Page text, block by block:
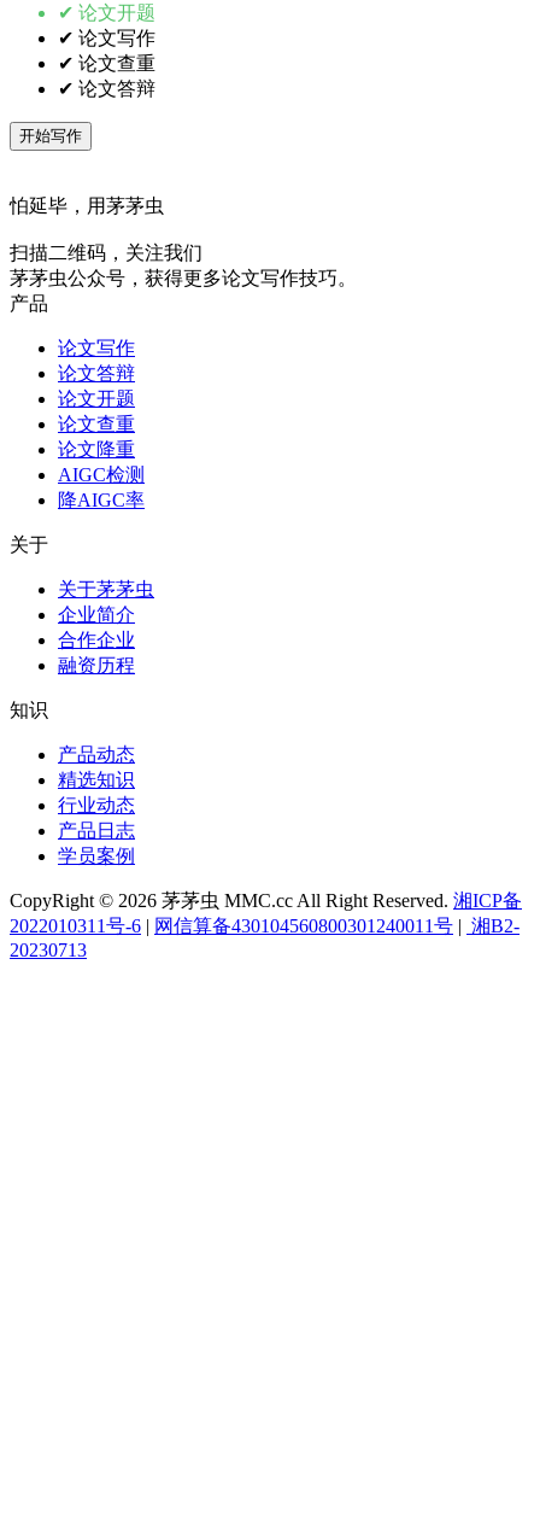
✔ 论文开题
✔ 论文写作
✔ 论文查重
✔ 论文答辩
开始写作
怕延毕，用茅茅虫
扫描二维码，关注我们
茅茅虫公众号，获得更多论文写作技巧。
产品
论文写作
论文答辩
论文开题
论文查重
论文降重
AIGC检测
降AIGC率
关于
关于茅茅虫
企业简介
合作企业
融资历程
知识
产品动态
精选知识
行业动态
产品日志
学员案例
CopyRight © 2026 茅茅虫 MMC.cc All Right Reserved. 湘ICP备
2022010311号-6 | 网信算备430104560800301240011号 | 湘B2-
20230713